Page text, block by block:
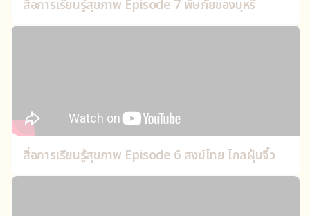
สื่อการเรียนรู้สุขภาพ Episode 7 พิษภัยของบุหรี่
สื่อการเรียนรู้สุขภาพ Episode 6 สงฆ์ไทย ไกลฝุ่นจิ๋ว